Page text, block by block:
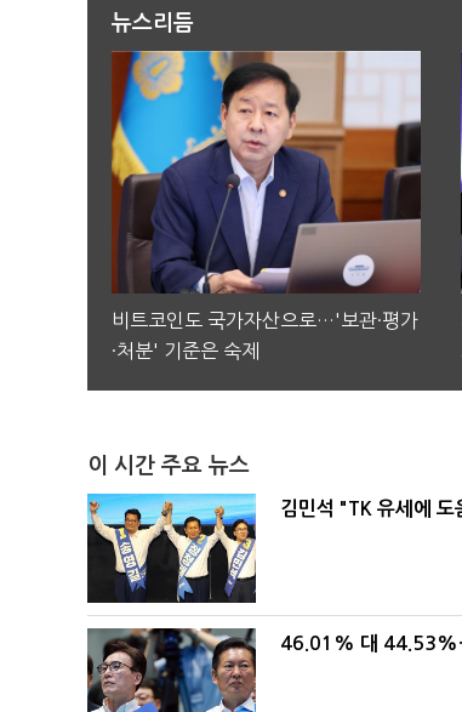
뉴스리듬
비트코인도 국가자산으로…'보관·평가
·처분' 기준은 숙제
이 시간 주요 뉴스
김민석 "TK 유세에
46.01% 대